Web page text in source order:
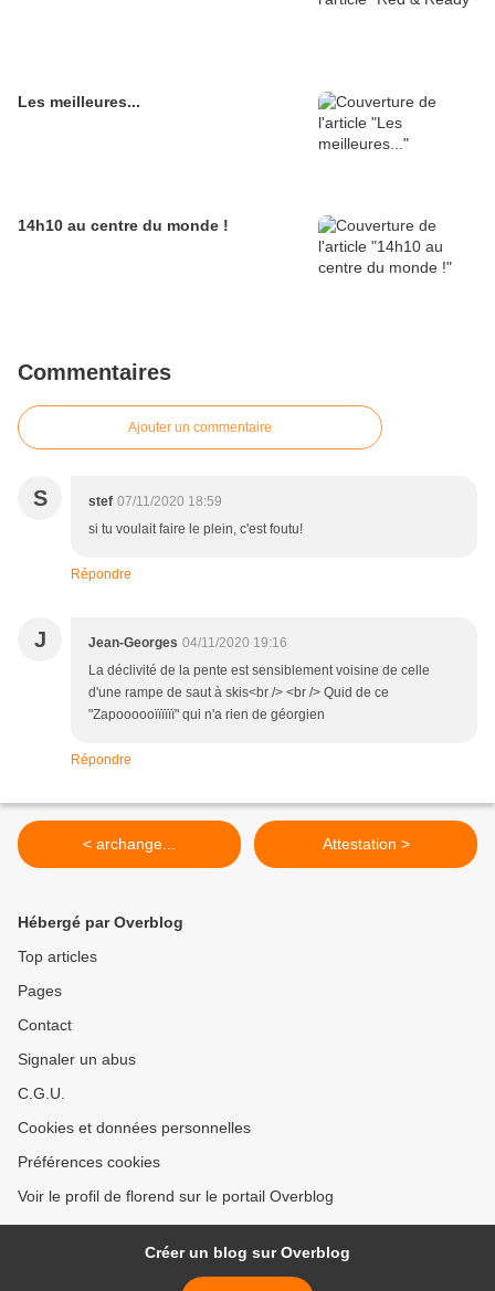
Les meilleures...
14h10 au centre du monde !
Commentaires
Ajouter un commentaire
S stef 07/11/2020 18:59
si tu voulait faire le plein, c'est foutu!
Répondre
J Jean-Georges 04/11/2020 19:16
La déclivité de la pente est sensiblement voisine de celle
d'une rampe de saut à skis<br /> <br /> Quid de ce
"Zapoooooïïïïïï" qui n'a rien de géorgien
Répondre
< archange... Attestation >
Hébergé par Overblog
Top articles
Pages
Contact
Signaler un abus
C.G.U.
Cookies et données personnelles
Préférences cookies
Voir le profil de florend sur le portail Overblog
Créer un blog sur Overblog